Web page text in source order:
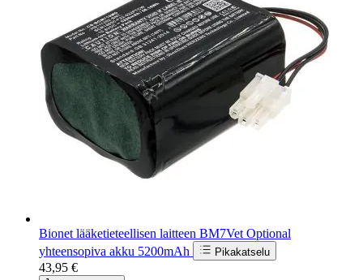
Bionet lääketieteellisen laitteen BM7Vet Optional
yhteensopiva akku 5200mAh
Pikakatselu
43,95 €